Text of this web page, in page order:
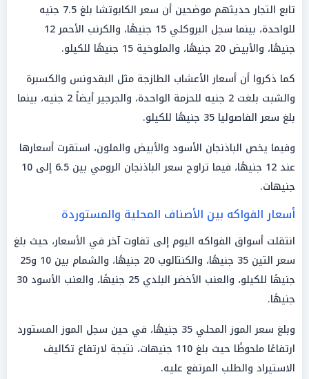
تابع التجار حديثهم موضحين أن سعر الكابوتشا بلغ 7.5 جنيه
للواحدة، بينما سجل البروكلي 15 جنيهًا، والكرنب الأحمر 12
جنيهًا، والأبيض 20 جنيهًا، والملوخية 15 جنيهًا للكيلو.
كما ذكروا أن أسعار الأعشاب الطازجة مثل البقدونس والكسبرة
والشبت بلغت 2 جنيه للحزمة الواحدة، والجرجير أيضاً 2 جنيه، بينما
بلغ سعر الفاصوليا 35 جنيهًا للكيلو.
وفيما يخص الباذنجان الأسود والأبيض والملون، استقرت أسعارها
عند 12 جنيهًا، فيما تراوح سعر الباذنجان الرومي بين 6.5 إلى 10
جنيهات.
أسعار الفواكه بين الأصناف المحلية والمستوردة
انتقلت أسواق الفواكه اليوم إلى تفاوت آخر في الأسعار، حيث بلغ
سعر التين 35 جنيهًا، والكنتالوب 20 جنيهًا، والشمام بين 10 و25
جنيهًا للكيلو، والعنب الأخضر البلدي 25 جنيهًا، والعنب الأسود 30
جنيهًا.
وبلغ سعر الموز المحلي 35 جنيهًا، في حين سجل الموز المستورد
ارتفاعًا ملحوظًا حيث بلغ 110 جنيهات، نتيجة لارتفاع تكاليف
الاستيراد والطلب المرتفع عليه.